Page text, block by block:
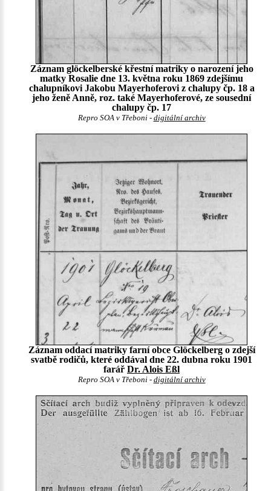
Záznam glöckelberské křestní matriky o narození jeho
matky Rosalie dne 13. května roku 1869 zdejšímu
chalupníkovi Jakobu Mayerhoferovi z chalupy čp. 18 a
jeho ženě Anně, roz. také Mayerhoferové, ze sousední
chalupy čp. 17
Repro SOA v Třeboni - digitální archiv
Záznam oddací matriky farní obce Glöckelberg o zdejší
svatbě rodičů, které oddával dne 22. dubna roku 1901
farář Dr. Alois Eßl
Repro SOA v Třeboni - digitální archiv